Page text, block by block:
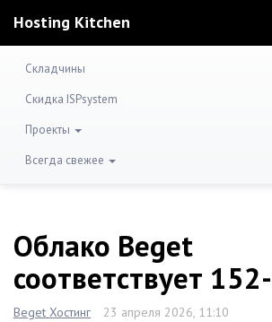
Hosting Kitchen
Складчины
Скидка ISPsystem
Проекты
Всегда свежее
Облако Beget
соответствует
Beget Хостинг 23 апреля 2026, 11:10